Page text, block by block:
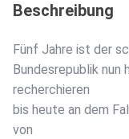
Beschreibung
Fünf Jahre ist der
Bundesrepublik nun
recherchieren
bis heute an dem
von